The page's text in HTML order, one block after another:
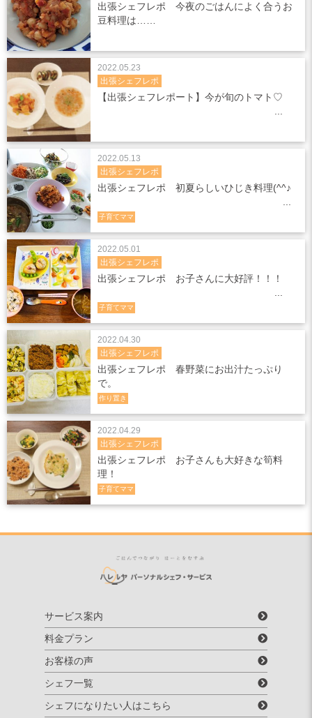
出張シェフレポ 今夜のごはんによく合うお
豆料理は……
【出張シェフレポート】今が旬のトマト♡
出張シェフレポ
2022.05.23
出張シェフレポ 初夏らしいひじき料理(^^♪
出張シェフレポ
2022.05.13
子育てママ
出張シェフレポ お子さんに大好評！！！
出張シェフレポ
2022.05.01
子育てママ
出張シェフレポ 春野菜にお出汁たっぷり
で。
出張シェフレポ
2022.04.30
作り置き
出張シェフレポ お子さんも大好きな筍料
理！
出張シェフレポ
2022.04.29
子育てママ
サービス案内
料金プラン
お客様の声
シェフ一覧
シェフになりたい人はこちら